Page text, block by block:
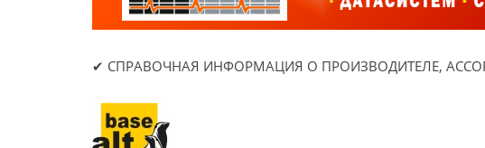
✔ СПРАВОЧНАЯ ИНФОРМАЦИЯ О ПРОИЗВОДИТЕЛЕ,